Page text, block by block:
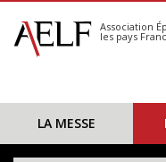
S'abonner
Calendrier
Association
les pays
LA MESSE